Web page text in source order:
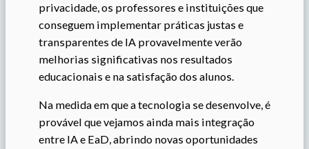
privacidade, os professores e instituições que
conseguem implementar práticas justas e
transparentes de IA provavelmente verão
melhorias significativas nos resultados
educacionais e na satisfação dos alunos.
Na medida em que a tecnologia se desenvolve, é
provável que vejamos ainda mais integração
entre IA e EaD, abrindo novas oportunidades